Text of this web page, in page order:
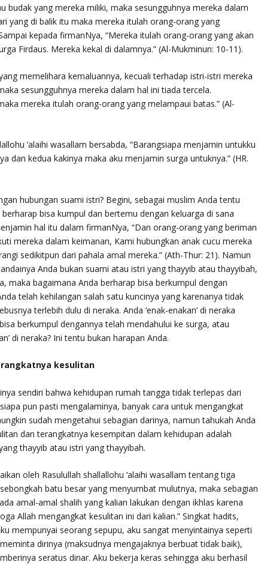
budak yang mereka miliki, maka sesungguhnya mereka dalam
yang di balik itu maka mereka itulah orang-orang yang
kepada firmanNya, “Mereka itulah orang-orang yang akan
Firdaus. Mereka kekal di dalamnya.” (Al-Mukminun: 10-11).
memelihara kemaluannya, kecuali terhadap istri-istri mereka
sesungguhnya mereka dalam hal ini tiada tercela.
mereka itulah orang-orang yang melampaui batas.” (Al-
‘alaihi wasallam bersabda, “Barangsiapa menjamin untukku
dan kedua kakinya maka aku menjamin surga untuknya.” (HR.
hubungan suami istri? Begini, sebagai muslim Anda tentu
bisa kumpul dan bertemu dengan keluarga di sana
hal itu dalam firmanNya, “Dan orang-orang yang beriman
mereka dalam keimanan, Kami hubungkan anak cucu mereka
sedikitpun dari pahala amal mereka.” (Ath-Thur: 21). Namun
Anda bukan suami atau istri yang thayyib atau thayyibah,
maka bagaimana Anda berharap bisa berkumpul dengan
telah kehilangan salah satu kuncinya yang karenanya tidak
terlebih dulu di neraka. Anda ‘enak-enakan’ di neraka
berkumpul dengannya telah mendahului ke surga, atau
di neraka? Ini tentu bukan harapan Anda.
kesulitan
sendiri bahwa kehidupan rumah tangga tidak terlepas dari
pun pasti mengalaminya, banyak cara untuk mengangkat
sudah mengetahui sebagian darinya, namun tahukah Anda
dan terangkatnya kesempitan dalam kehidupan adalah
thayyib atau istri yang thayyibah.
oleh Rasulullah shallallohu ‘alaihi wasallam tentang tiga
batu besar yang menyumbat mulutnya, maka sebagian
amal-amal shalih yang kalian lakukan dengan ikhlas karena
Allah mengangkat kesulitan ini dari kalian.” Singkat hadits,
mempunyai seorang sepupu, aku sangat menyintainya seperti
dirinya (maksudnya mengajaknya berbuat tidak baik),
seratus dinar. Aku bekerja keras sehingga aku berhasil